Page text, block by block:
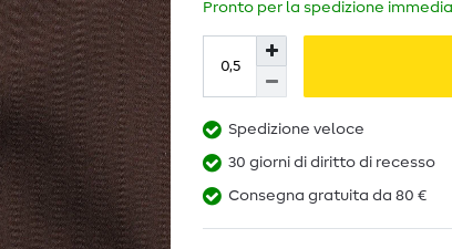
Pronto per la spedizione
Spedizione veloce
30 giorni di diritto di recesso
Consegna gratuita da 80 €